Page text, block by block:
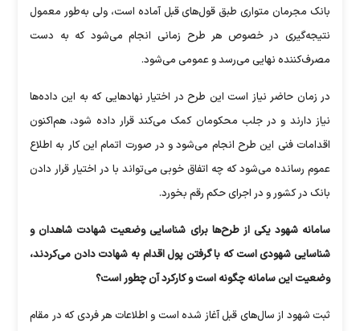
بانک مجرمان متواری طبق قول‌های قبل آماده است، ولی به‌طور معمول
نتیجه‌گیری در خصوص هر طرح زمانی انجام می‌شود که به دست
مصرف‌کننده نهایی می‌رسد و عمومی می‌شود.
در زمان حاضر نیاز است این طرح در اختیار نهاد‌هایی که به این داده‌ها
نیاز دارند و در جلب محکومان کمک می‌کند قرار داده شود، هم‌اکنون
اقدامات فنی این طرح انجام می‌شود و در صورت اتمام این کار به اطلاع
عموم رسانده می‌شود که چه اتفاق خوبی می‌تواند با در اختیار قرار دادن
بانک در کشور و در اجرای حکم رقم بخورد.
سامانه شهود یکی از طرح‌ها برای شناسایی وضعیت شهادت شاهدان و
شناسایی شهودی است که با گرفتن پول اقدام به شهادت دادن می‌کردند،
وضعیت این سامانه چگونه است و کارکرد آن چطور است؟
ثبت شهود از سال‌های قبل آغاز شده است و اطلاعات هر فردی که در مقام